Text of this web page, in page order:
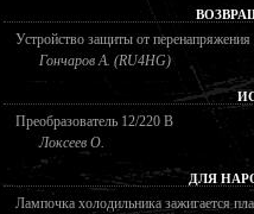
Устройство защиты от перенапряжения
Гончаров А. (RU4HG)
Преобразователь 12/220 В
Локсеев О.
ДЛЯ
Лампочка холодильника зажигается